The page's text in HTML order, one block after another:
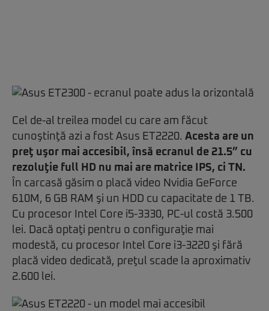
Cel de-al treilea model cu care am făcut
cunoştinţă azi a fost Asus ET2220. Acesta are un
preţ uşor mai accesibil, însă ecranul de 21.5” cu
rezoluţie full HD nu mai are matrice IPS, ci TN.
În carcasă găsim o placă video Nvidia GeForce
610M, 6 GB RAM şi un HDD cu capacitate de 1 TB.
Cu procesor Intel Core i5-3330, PC-ul costă 3.500
lei. Dacă optaţi pentru o configuraţie mai
modestă, cu procesor Intel Core i3-3220 şi fără
placă video dedicată, preţul scade la aproximativ
2.600 lei.